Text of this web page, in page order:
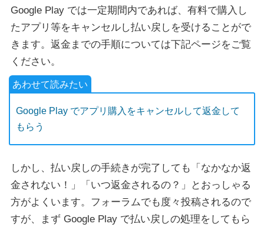
Google Play では一定期間内であれば、有料で購入し
たアプリ等をキャンセルし払い戻しを受けることがで
きます。返金までの手順については下記ページをご覧
ください。
Google Play でアプリ購入をキャンセルして返金して
もらう
しかし、払い戻しの手続きが完了しても「なかなか返
金されない！」「いつ返金されるの？」とおっしゃる
方がよくいます。フォーラムでも度々投稿されるので
すが、まず Google Play で払い戻しの処理をしてもら